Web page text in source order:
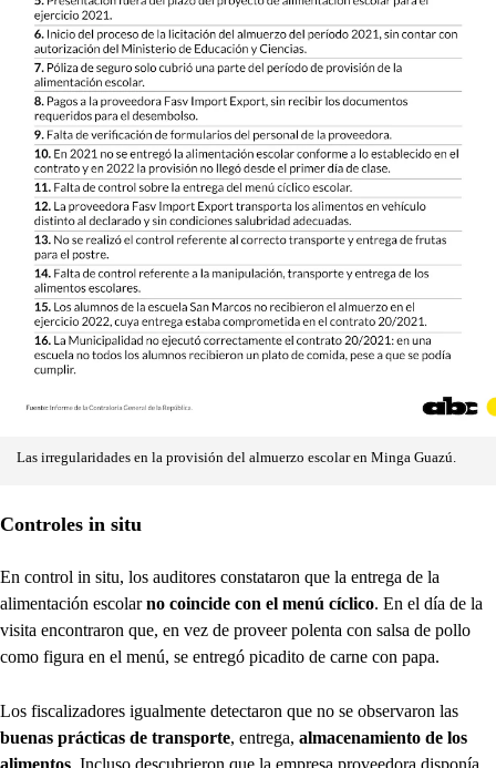
Las irregularidades en la provisión del almuerzo escolar en Minga Guazú.
Controles in situ
En control in situ, los auditores constataron que la entrega de la
alimentación escolarno coincide con el menú cíclico. En el día de la
visita encontraron que, en vez de proveer polenta con salsa de pollo
como figura en el menú, se entregó picadito de carne con papa.
Los fiscalizadores igualmente detectaron que no se observaron las
buenas prácticas de transporte, entrega, almacenamiento de los